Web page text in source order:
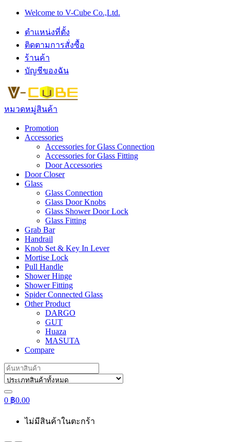
Skip
navigation
Skip
content
Welcome to V-Cube Co.,Ltd.
ตำแหน่งที่ตั้ง
ติดตามการสั่งซื้อ
ร้านค้า
บัญชีของฉัน
หมวดหมู่สินค้า
Promotion
Accessories
Accessories for Glass Connection
Accessories for Glass Fitting
Door Accessories
Door Closer
Glass
Glass Connection
Glass Door Knobs
Glass Shower Door Lock
Glass Fitting
Grab Bar
Handrail
Knob Set & Key In Lever
Mortise Lock
Pull Handle
Shower Hinge
Shower Fitting
Spider Connected Glass
Other Product
DARGO
GUT
Huaza
MASUTA
Compare
Search
for:
0 ฿0.00
ไม่มีสินค้าในตะกร้า